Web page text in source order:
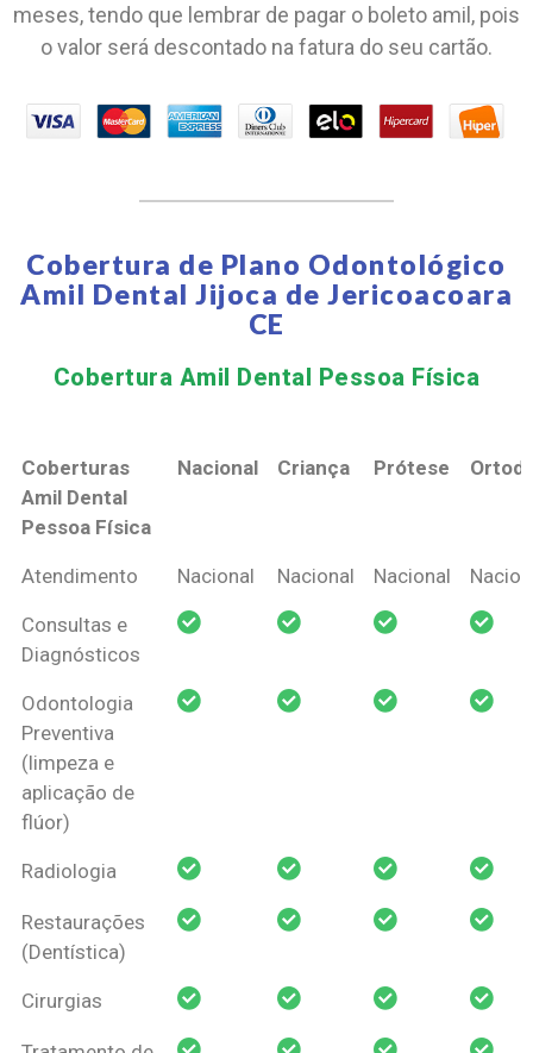
meses, tendo que lembrar de pagar o boleto amil, pois
o valor será descontado na fatura do seu cartão.
Cobertura de Plano Odontológico
Amil Dental Jijoca de Jericoacoara
CE
Cobertura Amil Dental Pessoa Física​
Coberturas
Amil Dental
Pessoa Física
Nacional Criança Prótese
Coberturas
Pessoa Física
Nacional Criança Prótese
Atendimento Nacional Nacional Nacional
Consultas e
Diagnósticos
Odontologia
Preventiva
(limpeza e
aplicação de
flúor)
Radiologia
Restaurações
(Dentística)
Cirurgias